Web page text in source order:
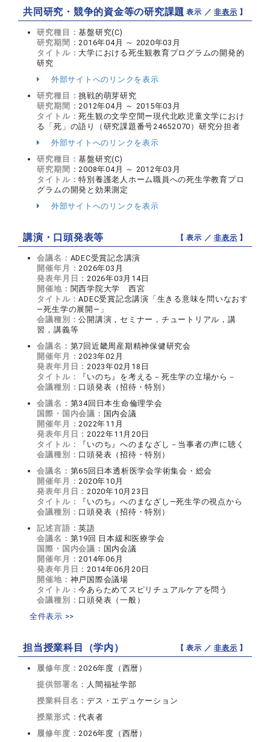
共同研究・競争的資金等の研究課題【 表示 ／非表示 】
研究種目：基盤研究(C)
研究期間：2016年04月 ～ 2020年03月
タイトル： 大学における死生観教育プログラムの開発的
研究
外部サイトへのリンクを表示
研究種目：挑戦的萌芽研究
研究期間：2012年04月 ～ 2015年03月
タイトル：死生観の文学空間ー現代北欧児童文学におけ
る「死」の語り（研究課題番号24652070）研究分担者
外部サイトへのリンクを表示
研究種目：基盤研究(C)
研究期間：2008年04月 ～ 2012年03月
タイトル：特別養護老人ホーム職員への死生学教育プロ
グラムの開発と効果測定
外部サイトへのリンクを表示
講演・口頭発表等 【 表示 ／非表示 】
会議名： ADEC受賞記念講演
開催年月：2026年03月
発表年月日：2026年03月14日
開催地： 関西学院大学 西宮
タイトル：ADEC受賞記念講演「生きる意味を問いなおす
―死生学の展開—」
会議種別：公開講演，セミナー，チュートリアル，講
習，講義等
会議名： 第7回近畿周産期精神保健研究会
開催年月：2023年02月
発表年月日：2023年02月18日
タイトル：
『いのち』を考える－死生学の立場から－
会議種別： 口頭発表（招待・特別）
会議名： 第34回日本生命倫理学会
国際・国内会議： 国内会議
開催年月：2022年11月
発表年月日：2022年11月20日
タイトル：
『いのち』へのまなざし－当事者の声に聴く
会議種別： 口頭発表（招待・特別）
会議名： 第65回日本透析医学会学術集会・総会
開催年月：2020年10月
発表年月日：2020年10月23日
タイトル：
『いのち』へのまなざし―死生学の視点から
会議種別： 口頭発表（招待・特別）
記述言語：英語
会議名： 第19回 日本緩和医療学会
国際・国内会議： 国内会議
開催年月：2014年06月
発表年月日：2014年06月20日
開催地： 神戸国際会議場
タイトル：今あらためてスピリチュアルケアを問う
会議種別： 口頭発表（一般）
全件表示 >>
担当授業科目（学内） 【 表示 ／非表示 】
履修年度：2026年度（西暦）
提供部署名： 人間福祉学部
授業科目名：デス・エデュケーション
授業形式：代表者
履修年度：2026年度（西暦）